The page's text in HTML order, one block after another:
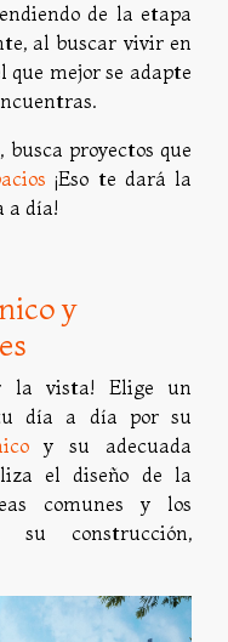
de la etapa
al buscar vivir en
que mejor se adapte
proyectos que
¡Eso te dará la
a día!
y
la vista! Elige un
día a día por su
y su adecuada
el diseño de la
comunes y los
su construcción,